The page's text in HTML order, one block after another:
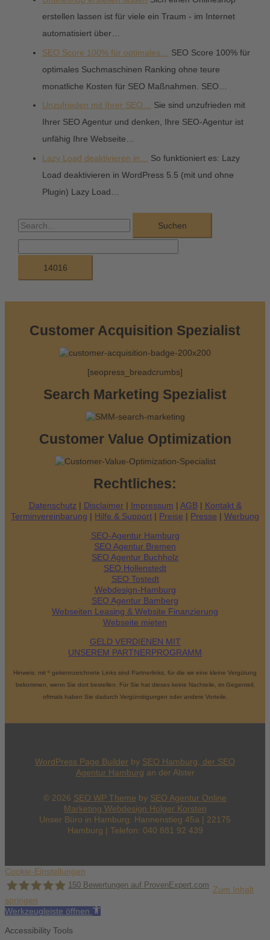
erstellen lassen ist für viele ein Traum - im Internet
automatisiert über…
SEO Score 100% für optimales…
SEO Score 100% für
optimales Suchmaschinen Ranking ohne teure
monatliche Kosten für SEO Maßnahmen. SEO…
Unzufrieden mit Ihrer SEO… Sie sind unzufrieden mit
Ihrer SEO Agentur und denken, Ihre SEO-Agentur ist
unfähig Ihre Webseite…
Lazy Load deaktivieren in…
So funktioniert es: Lazy
Load deaktivieren in WordPress 5.5 (mit und ohne
Plugin) Lazy Load…
S
u
c
Customer Acquisition Spezialist
[seopress_breadcrumbs]
Search Marketing Spezialist
Customer Value Optimization
Rechtliches:
Datenschutz | Disclaimer| Impressum | AGB| Kontakt &
Terminvereinbarung | Hilfe & Support | Preise | Presse | Werbung
SEO-Agentur Hamburg
SEO Agentur Bremen
SEO Agentur Buchholz
SEO Hollenstedt
SEO Tostedt
Webdesign-Hamburg
SEO Agentur Bamberg
Webseiten Leasing & Website Finanzierung
Webseite mieten
GELD VERDIENEN MIT
UNSEREM PARTNERPROGRAMM
Hinweis: mit º gekennzeichnete Links sind Partnerlinks, für die wir eine kleine Vergütung
bekommen, wenn Sie dort bestellen. Für Sie hat dieses keine Nachteile, im Gegenteil,
oftmals haben Sie dadurch Vergünstigungen oder andere Vorteile.
WordPress Page Builder by SEO Hamburg, der SEO
Agentur Hamburg an der Alster
© 2026 SEO WP Theme by SEO Agentur Online
Marketing Webdesign Holger Korsten
Unser Büro in Hamburg: Hannenstieg 45a | 22175
Hamburg | Telefon: 040 881 92 439
Cookie-Einstellungen
150 Bewertungen auf ProvenExpert.com Zum Inhalt
springen
Werkzeugleiste öffnen
Accessibility Tools